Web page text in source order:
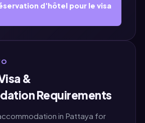
d'hôtel pour le visa
&
Requirements
in Pattaya for